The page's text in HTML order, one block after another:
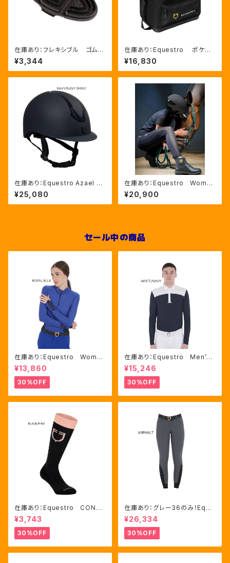
在庫あり：フレキシブル ゴムブ
ラシ（ETS00006）
¥3,344
在庫あり：Equestro ポケット
いっぱいグルーミングバッグ（ET
S02013）
¥16,830
在庫あり：Equestro Azael ユ
ニセックスヘルメットNAVY/NA
VYSHINY XLサイズ（ETU02
011）
¥25,080
在庫あり：Equestro Wome
n’ｓ メッシュインサート フル
グリップレギンス（ETW00170）
¥20,900
セール中の商品
在庫あり：Equestro Wome
n's テクニカル トレーニング
ポロシャツ Royal Blue、M
サイズ（ETW00064）
¥13,860
30%OFF
在庫あり：Equestro Men’ｓ
メッシュコンビ 長袖 競技用
シャツ 2色Mサイズ（ETM000
60）
¥15,246
30%OFF
在庫あり：Equestro CONTR
ASTING LOGO ソックス 2
色（ETU00019）
¥3,743
30%OFF
在庫あり：グレー36のみ！Eque
stro Women's Aria キュロ
ット FULLグリップ（ET0675
0）
¥26,334
30%OFF